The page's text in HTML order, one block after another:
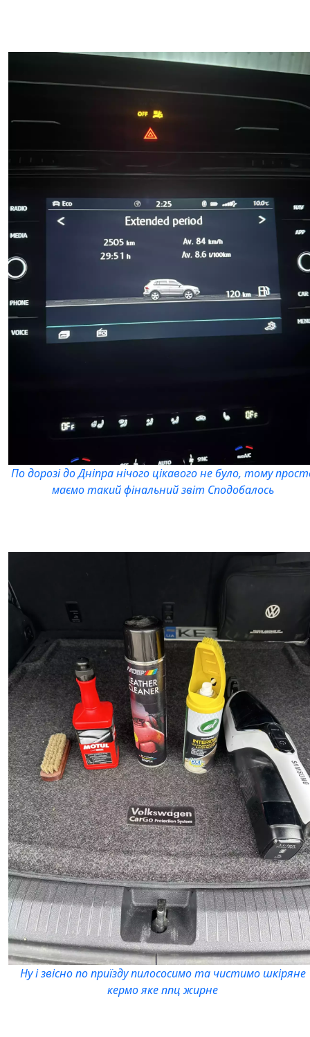
По дорозі до Дніпра нічого цікавого не було, тому
маємо такий фінальний звіт Сподобалось
Ну і звісно по приїзду пилососимо та чистимо шкіряне
кермо яке ппц жирне